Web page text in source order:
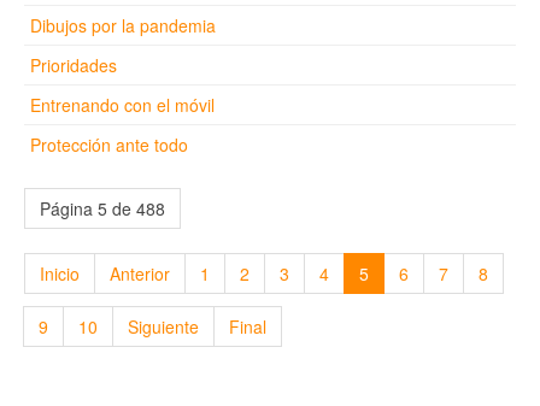
Dibujos por la pandemia
Prioridades
Entrenando con el móvil
Protección ante todo
Página 5 de 488
Inicio Anterior 1 2 3 4 5 6 7 8
9 10 Siguiente Final